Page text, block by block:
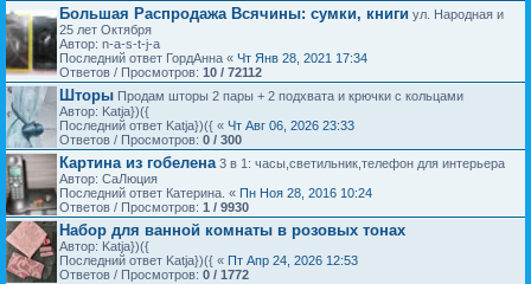
Большая Распродажа Всячины: сумки, книги ул. Народная и
25 лет Октября
Автор: n-a-s-t-j-a
Последний ответ ГордАнна « Чт Янв 28, 2021 17:34
Ответов / Просмотров: 10 / 72112
Шторы Продам шторы 2 пары + 2 подхвата и крючки с кольцами
Автор: Katja})({
Последний ответ Katja})({ « Чт Авг 06, 2026 23:33
Ответов / Просмотров: 0 / 300
Картина из гобелена 3 в 1: часы,светильник,телефон для интерьера
Автор: СаЛюция
Последний ответ Катерина. « Пн Ноя 28, 2016 10:24
Ответов / Просмотров: 1 / 9930
Набор для ванной комнаты в розовых тонах
Автор: Katja})({
Последний ответ Katja})({ « Пт Апр 24, 2026 12:53
Ответов / Просмотров: 0 / 1772